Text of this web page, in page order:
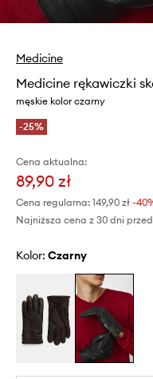
Medicine
Medicine rękawiczki
męskie kolor czarny
-25%
Cena aktualna:
89,90 zł
Cena regularna: 149,90 zł -
Najniższa cena z 30 dni
Kolor: czarny